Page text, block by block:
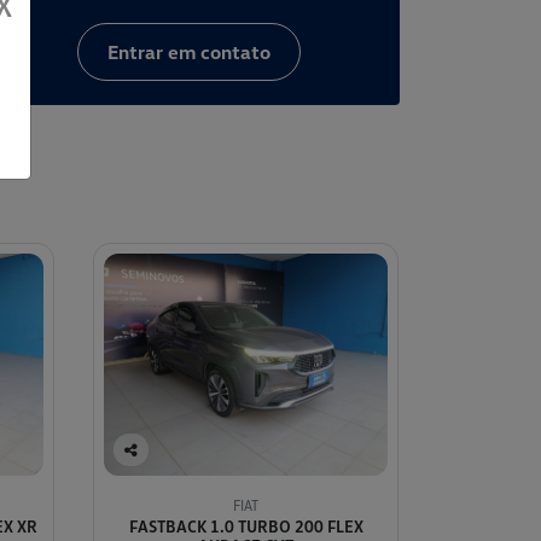
Entrar em contato
XR
lhe
FIAT
FASTBACK 1.0 TURBO 200 FLEX